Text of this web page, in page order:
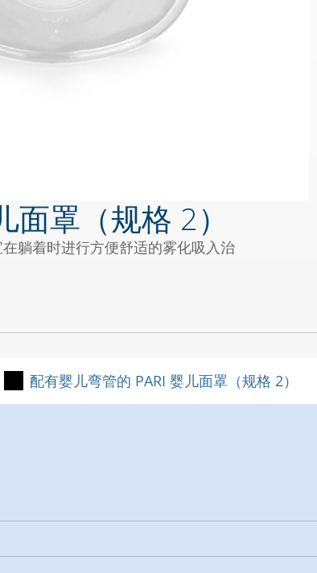
罩（规格 2）
躺着时进行方便舒适的雾化吸入治
3 岁婴幼儿
一起使用。
配有婴儿弯管的 PARI 婴儿面罩（规格 2）